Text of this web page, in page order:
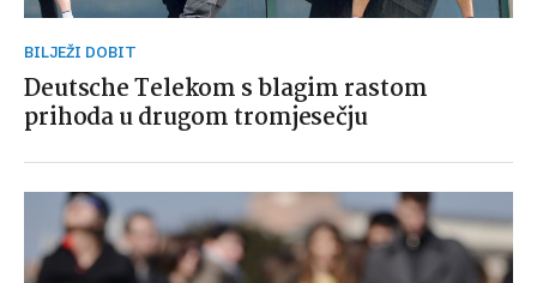
BILJEŽI DOBIT
Deutsche Telekom s blagim rastom
prihoda u drugom tromjesečju